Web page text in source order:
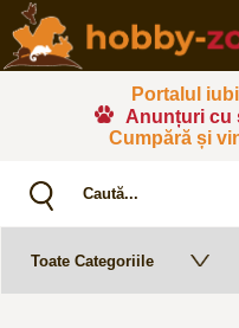
Portalul
Anunțuri cu
Cumpără și